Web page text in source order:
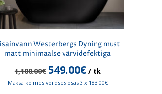
Westerbergs Dyning must
matt minimaalse värvidefektiga
1,100.00€ Algne
hind
oli:
549.00€Praegune
hind
on:
/ tk
Maksa kolmes võrdses osas 3 x 183.00€